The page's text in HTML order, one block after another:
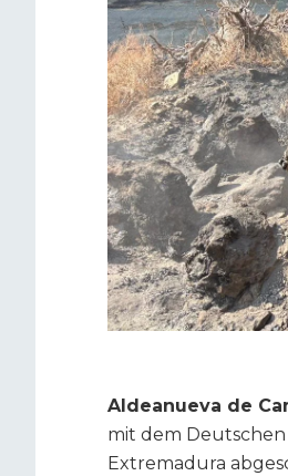
Aldeanueva de
mit dem
Extremadura